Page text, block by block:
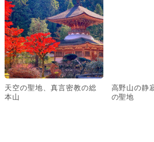
天空の聖地、真言密教の総
本山
高野山の静
の聖地